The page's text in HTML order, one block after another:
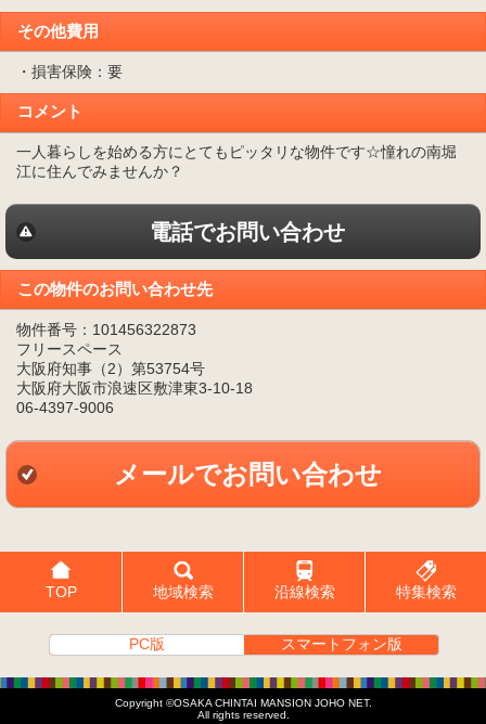
その他費用
・損害保険：要
コメント
一人暮らしを始める方にとてもピッタリな物件です☆憧れの南堀
江に住んでみませんか？
電話でお問い合わせ
この物件のお問い合わせ先
物件番号：101456322873
フリースペース
大阪府知事（2）第53754号
大阪府大阪市浪速区敷津東3-10-18
06-4397-9006
メールでお問い合わせ
TOP 地域検索 沿線検索 特集検索
PC版 スマートフォン版
Copyright ©OSAKA CHINTAI MANSION JOHO NET.
All rights reserved.